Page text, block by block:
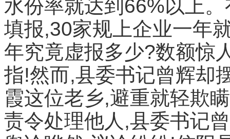
水份率就达到66%以上
填报,30家规上企业一年
年究竟虚报多少?数额惊
指!然而,县委书记曾辉却
霞这位老乡,避重就轻欺
责令处理他人,县委书记